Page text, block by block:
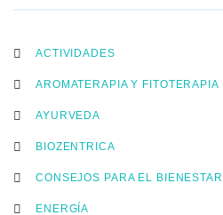
ACTIVIDADES
AROMATERAPIA Y FITOTERAPIA
AYURVEDA
BIOZENTRICA
CONSEJOS PARA EL BIENESTAR
ENERGÍA